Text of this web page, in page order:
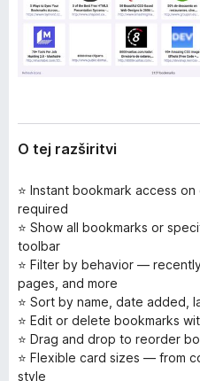
O tej razširitvi
⭐ Instant bookmark access
required
⭐ Show all bookmarks or
toolbar
⭐ Filter by behavior —
pages, and more
⭐ Sort by name, date added,
⭐ Edit or delete bookmarks
⭐ Drag and drop to reorder
⭐ Flexible card sizes — from
style